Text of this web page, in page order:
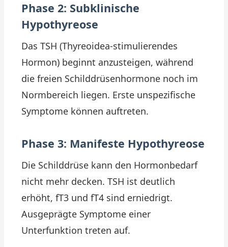
Phase 2: Subklinische
Hypothyreose
Das TSH (Thyreoidea-stimulierendes
Hormon) beginnt anzusteigen, während
die freien Schilddrüsenhormone noch im
Normbereich liegen. Erste unspezifische
Symptome können auftreten.
Phase 3: Manifeste Hypothyreose
Die Schilddrüse kann den Hormonbedarf
nicht mehr decken. TSH ist deutlich
erhöht, fT3 und fT4 sind erniedrigt.
Ausgeprägte Symptome einer
Unterfunktion treten auf.